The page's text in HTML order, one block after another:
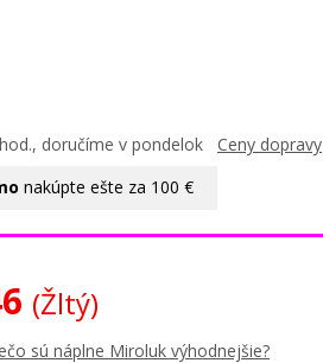
doručíme v pondelok Ceny dopravy
nakúpte ešte za 100 €
(Žltý)
sú náplne Miroluk výhodnejšie?